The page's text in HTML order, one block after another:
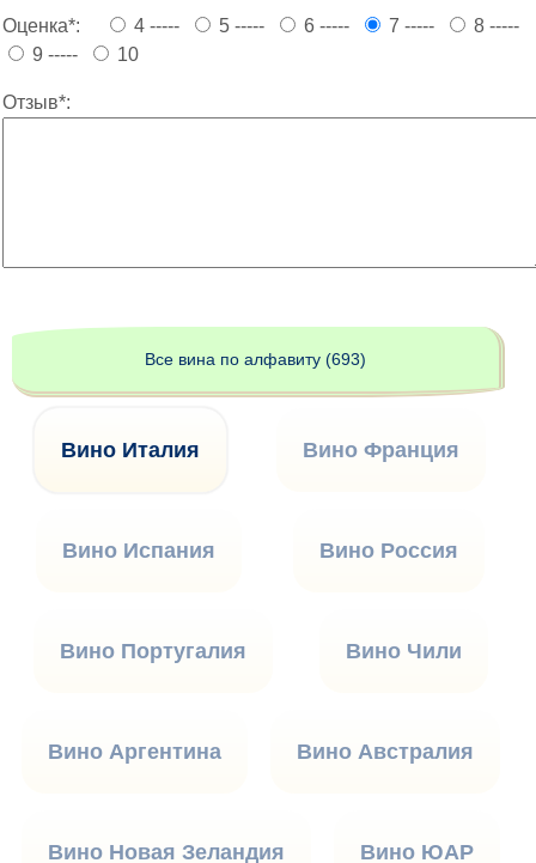
Оценка*: 4 ----- 5 ----- 6 ----- 7 -----
8 -----
9 -----
10
Отзыв*:
Все вина по алфавиту (693)
Вино Италия Вино Франция
Вино Испания Вино Россия
Вино Португалия Вино Чили
Вино Аргентина Вино Австралия
Вино Новая Зеландия Вино ЮАР